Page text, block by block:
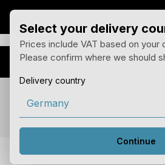
Vai al contenuto principale
Funzione
Assistenza rapida e
Select your delivery
Prices include VAT based on your
Please confirm where we should
Delivery country
Continue